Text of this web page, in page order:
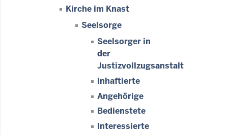
Kirche im Knast
Seelsorge
Seelsorger in
der
Justizvollzugsanstalt
Inhaftierte
Angehörige
Bedienstete
Interessierte